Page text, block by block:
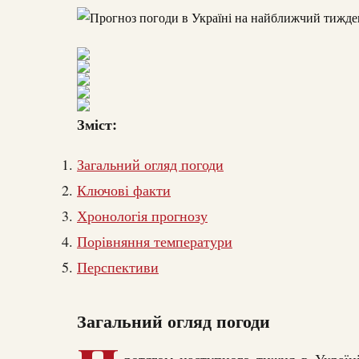
Зміст:
Загальний огляд погоди
Ключові факти
Хронологія прогнозу
Порівняння температури
Перспективи
Загальний огляд погоди